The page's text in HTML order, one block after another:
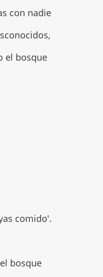
con nadie
el bosque
comido'.
bosque